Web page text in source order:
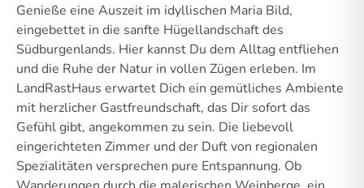
Genieße eine Auszeit im idyllischen Maria Bild,
eingebettet in die sanfte Hügellandschaft des
Südburgenlands. Hier kannst Du dem Alltag entfliehen
und die Ruhe der Natur in vollen Zügen erleben. Im
LandRastHaus erwartet Dich ein gemütliches Ambiente
mit herzlicher Gastfreundschaft, das Dir sofort das
Gefühl gibt, angekommen zu sein. Die liebevoll
eingerichteten Zimmer und der Duft von regionalen
Spezialitäten versprechen pure Entspannung. Ob